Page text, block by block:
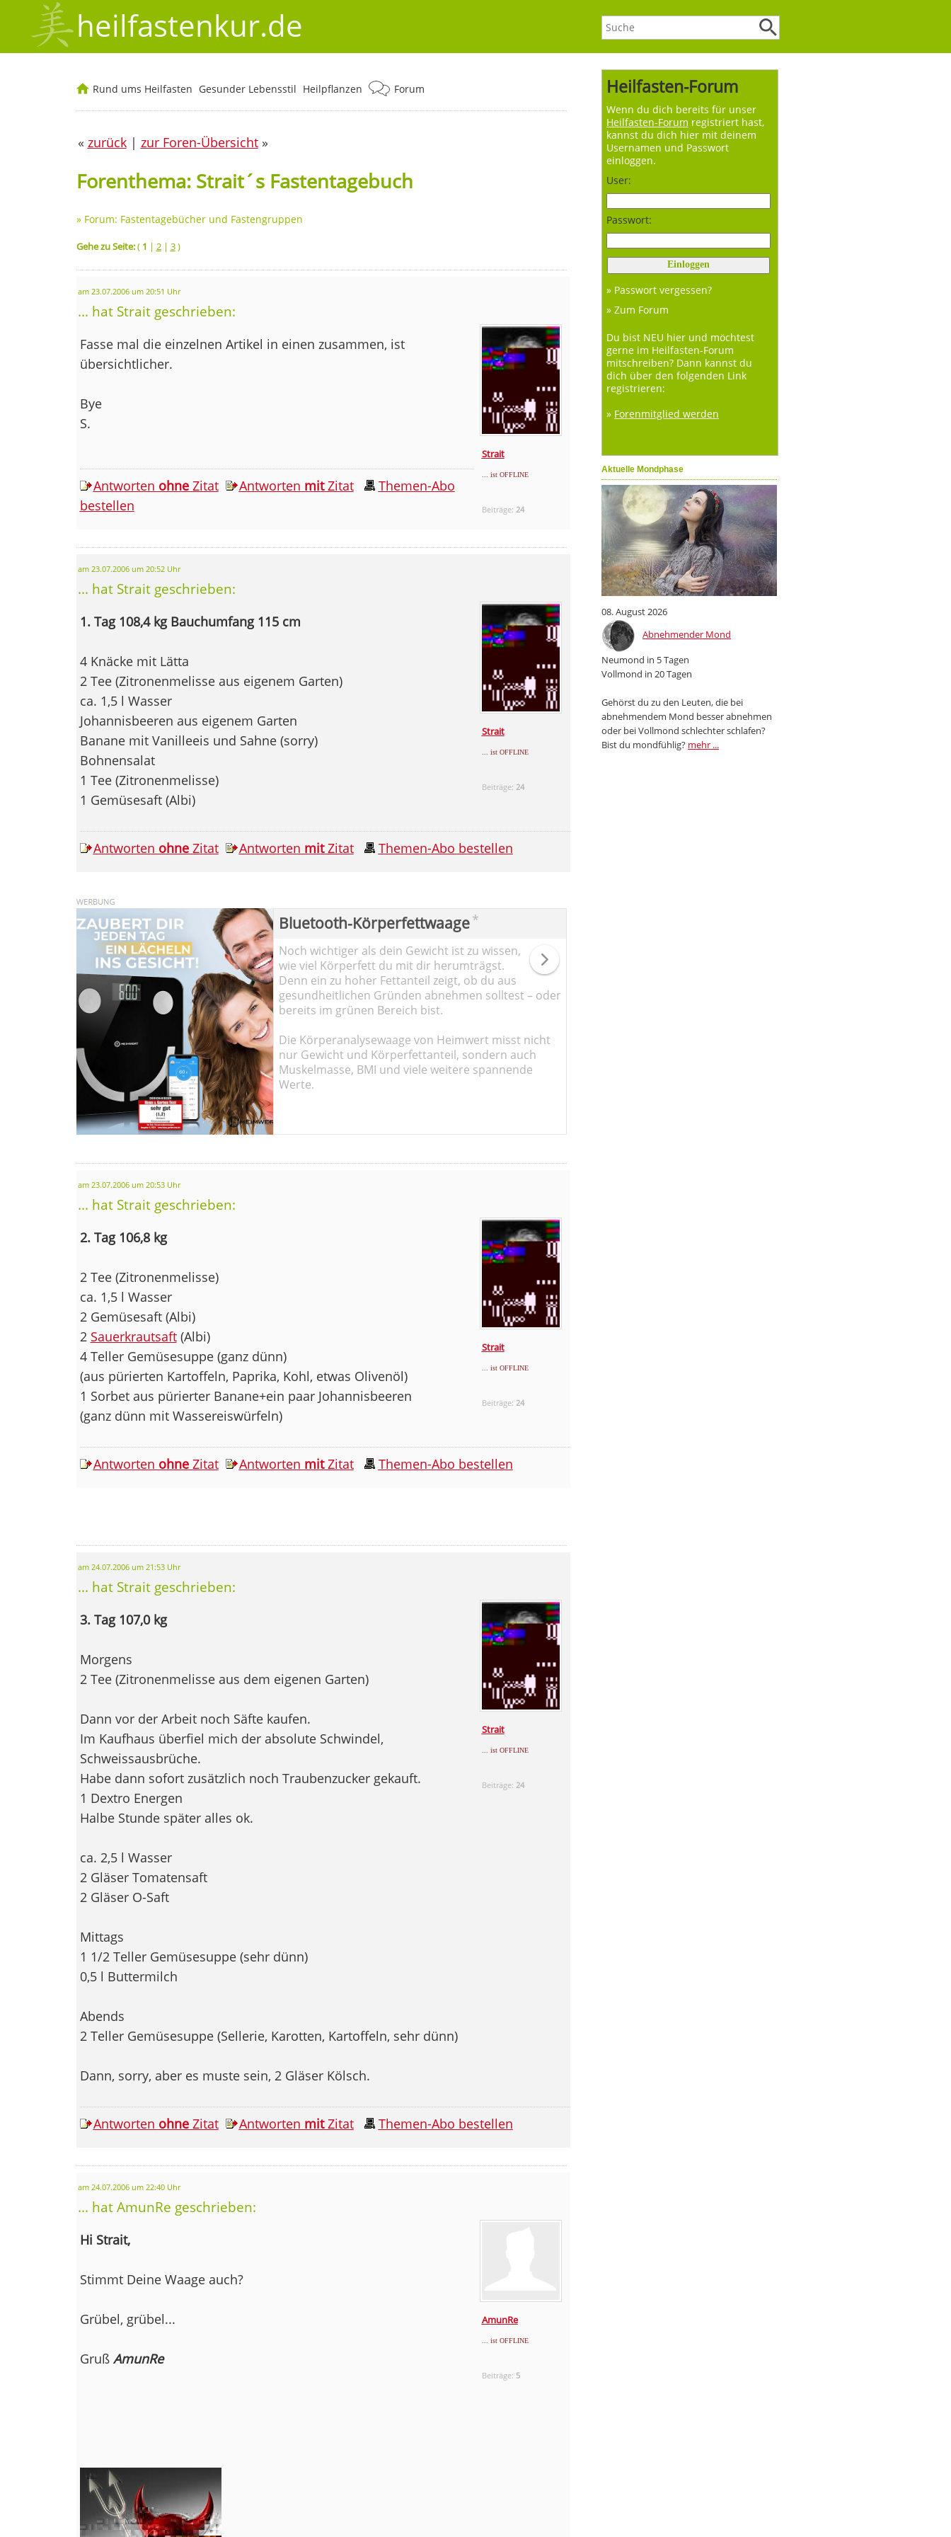
heilfastenkur.de
Heilfasten-Forum
Wenn du dich bereits für unser
Heilfasten-Forum registriert hast,
kannst du dich hier mit deinem
Usernamen und Passwort
einloggen.
User:
Passwort:
» Passwort vergessen?
» Zum Forum
Du bist NEU hier und möchtest
gerne im Heilfasten-Forum
mitschreiben? Dann kannst du
dich über den folgenden Link
registrieren:
» Forenmitglied werden
Aktuelle Mondphase
08. August 2026
Abnehmender Mond
Neumond in 5 Tagen
Vollmond in 20 Tagen
Gehörst du zu den Leuten, die bei
abnehmendem Mond besser abnehmen
oder bei Vollmond schlechter schlafen?
Bist du mondfühlig? mehr ...
Rund ums Heilfasten Gesunder Lebensstil Heilpflanzen Forum
« zurück| zur Foren-Übersicht»
Forenthema: Strait´s Fastentagebuch
» Forum: Fastentagebücher und Fastengruppen
Gehe zu Seite:( 1 | 2| 3)
am 23.07.2006 um 20:51 Uhr
... hat Strait geschrieben:
Strait
... ist OFFLINE
Beiträge: 24
Fasse mal die einzelnen Artikel in einen zusammen, ist
übersichtlicher.
Bye
S.
Antworten ohneZitat Antworten mitZitat
Themen-Abo
bestellen
am 23.07.2006 um 20:52 Uhr
... hat Strait geschrieben:
Strait
... ist OFFLINE
Beiträge: 24
1. Tag 108,4 kg Bauchumfang 115 cm
4 Knäcke mit Lätta
2 Tee (Zitronenmelisse aus eigenem Garten)
ca. 1,5 l Wasser
Johannisbeeren aus eigenem Garten
Banane mit Vanilleeis und Sahne (sorry)
Bohnensalat
1 Tee (Zitronenmelisse)
1 Gemüsesaft (Albi)
Antworten ohneZitat Antworten mitZitat Themen-Abo bestellen
Bluetooth-Körperfettwaage*
Noch wichtiger als dein Gewicht ist zu wissen,
wie viel Körperfett du mit dir herumträgst.
Denn ein zu hoher Fettanteil zeigt, ob du aus
gesundheitlichen Gründen abnehmen solltest – oder
bereits im grünen Bereich bist.
Die Körperanalysewaage von Heimwert misst nicht
nur Gewicht und Körperfettanteil, sondern auch
Muskelmasse, BMI und viele weitere spannende
Werte.
am 23.07.2006 um 20:53 Uhr
... hat Strait geschrieben:
Strait
... ist OFFLINE
Beiträge: 24
2. Tag 106,8 kg
2 Tee (Zitronenmelisse)
ca. 1,5 l Wasser
2 Gemüsesaft (Albi)
2 Sauerkrautsaft(Albi)
4 Teller Gemüsesuppe (ganz dünn)
(aus pürierten Kartoffeln, Paprika, Kohl, etwas Olivenöl)
1 Sorbet aus pürierter Banane+ein paar Johannisbeeren
(ganz dünn mit Wassereiswürfeln)
Antworten ohneZitat Antworten mitZitat Themen-Abo bestellen
am 24.07.2006 um 21:53 Uhr
... hat Strait geschrieben:
Strait
... ist OFFLINE
Beiträge: 24
3. Tag 107,0 kg
Morgens
2 Tee (Zitronenmelisse aus dem eigenen Garten)
Dann vor der Arbeit noch Säfte kaufen.
Im Kaufhaus überfiel mich der absolute Schwindel,
Schweissausbrüche.
Habe dann sofort zusätzlich noch Traubenzucker gekauft.
1 Dextro Energen
Halbe Stunde später alles ok.
ca. 2,5 l Wasser
2 Gläser Tomatensaft
2 Gläser O-Saft
Mittags
1 1/2 Teller Gemüsesuppe (sehr dünn)
0,5 l Buttermilch
Abends
2 Teller Gemüsesuppe (Sellerie, Karotten, Kartoffeln, sehr dünn)
Dann, sorry, aber es muste sein, 2 Gläser Kölsch.
Antworten ohneZitat Antworten mitZitat Themen-Abo bestellen
am 24.07.2006 um 22:40 Uhr
... hat AmunRe geschrieben:
AmunRe
... ist OFFLINE
Beiträge: 5
Hi Strait,
Stimmt Deine Waage auch?
Grübel, grübel...
Gruß AmunRe